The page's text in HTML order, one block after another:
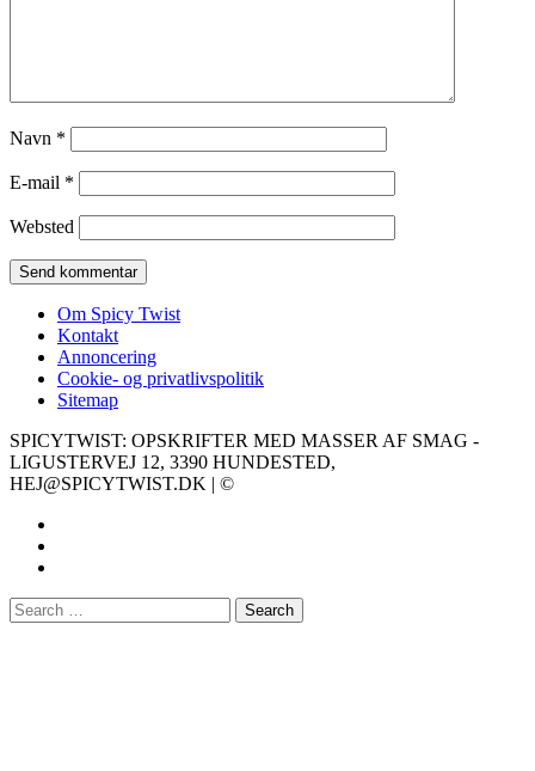
Navn *
E-mail *
Websted
Om Spicy Twist
Kontakt
Annoncering
Cookie- og privatlivspolitik
Sitemap
SPICYTWIST: OPSKRIFTER MED MASSER AF SMAG -
LIGUSTERVEJ 12, 3390 HUNDESTED,
HEJ@SPICYTWIST.DK | ©